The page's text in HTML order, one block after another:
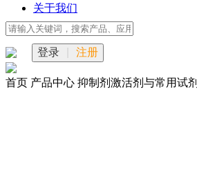
关于我们
登录 注册
首页 产品中心 抑制剂激活剂与常用试剂